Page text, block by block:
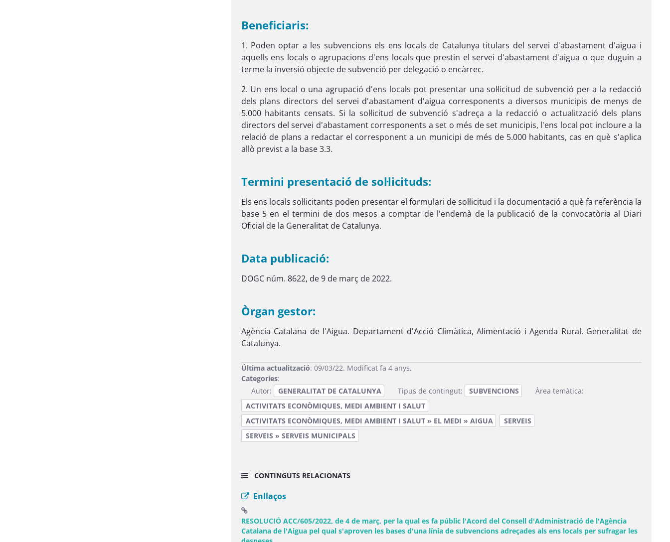
Beneficiaris:
1. Poden optar a les subvencions els ens locals de Catalunya titulars del servei d'abastament d'aigua i
aquells ens locals o agrupacions d'ens locals que prestin el servei d'abastament d'aigua o que duguin a
terme la inversió objecte de subvenció per delegació o encàrrec.
2. Un ens local o una agrupació d'ens locals pot presentar una sol·licitud de subvenció per a la redacció
dels plans directors del servei d'abastament d'aigua corresponents a diversos municipis de menys de
5.000 habitants censats. Si la sol·licitud de subvenció s'adreça a la redacció o actualització dels plans
directors del servei d'abastament corresponents a set o més de set municipis, l'ens local pot incloure a la
relació de plans a redactar el corresponent a un municipi de més de 5.000 habitants, cas en què s'aplica
allò previst a la base 3.3.
Termini presentació de sol·licituds:
Els ens locals sol·licitants poden presentar el formulari de sol·licitud i la documentació a què fa referència la
base 5 en el termini de dos mesos a comptar de l'endemà de la publicació de la convocatòria al Diari
Oficial de la Generalitat de Catalunya.
Data publicació:
DOGC núm. 8622, de 9 de març de 2022.
Òrgan gestor:
Agència Catalana de l'Aigua. Departament d'Acció Climàtica, Alimentació i Agenda Rural. Generalitat de
Catalunya.
Última actualització: 09/03/22. Modificat fa 4 anys.
Categories:
Autor:
GENERALITAT DE CATALUNYA Tipus de contingut: SUBVENCIONS
Àrea temàtica:
ACTIVITATS ECONÒMIQUES, MEDI AMBIENT I SALUT
ACTIVITATS ECONÒMIQUES, MEDI AMBIENT I SALUT » EL MEDI » AIGUA
SERVEIS
SERVEIS » SERVEIS MUNICIPALS
CONTINGUTS RELACIONATS
Enllaços
RESOLUCIÓ ACC/605/2022, de 4 de març, per la qual es fa públic l'Acord del Consell d'Administració de l'Agència
Catalana de l'Aigua pel qual s'aproven les bases d'una línia de subvencions adreçades als ens locals per sufragar les